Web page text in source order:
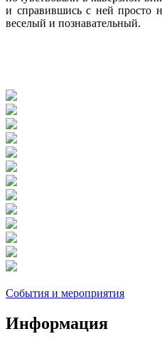
и справившись с ней просто
веселый и познавательный.
События и мероприятия
Информация